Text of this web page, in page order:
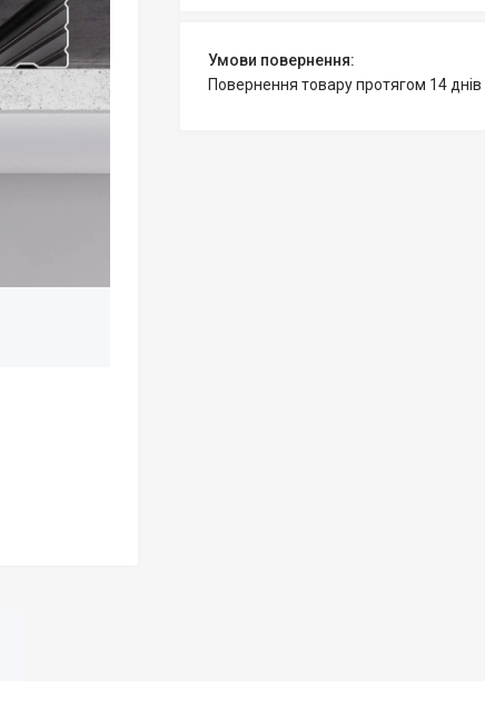
повернення товару протягом 14 днів